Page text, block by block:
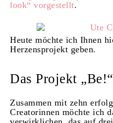
look“ vorgestellt.
Heute möchte ich Ihnen
Herzensprojekt geben.
Das Projekt „Be!“
Zusammen mit zehn
Creatorinnen möchte ich